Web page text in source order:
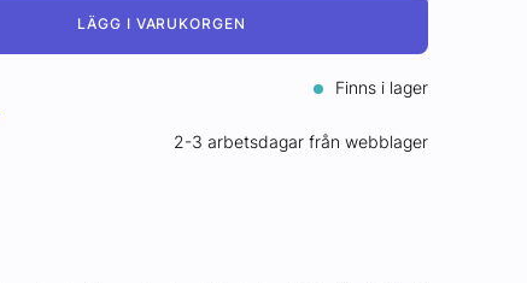
LÄGG I VARUKORGEN
Finns i lager
2-3 arbetsdagar från webblager